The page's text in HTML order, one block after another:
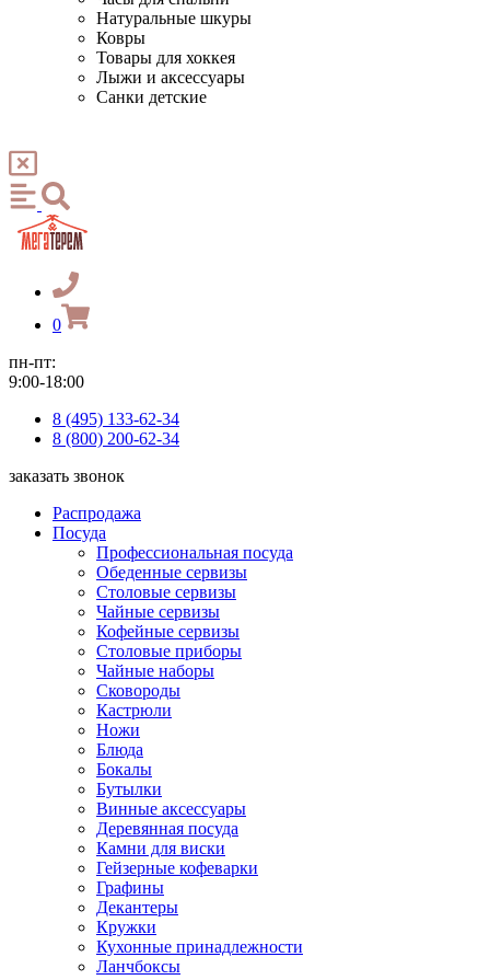
Натуральные шкуры
Ковры
Товары для хоккея
Лыжи и аксессуары
Санки детские
0
пн-пт:
9:00-18:00
8 (495) 133-62-34
8 (800) 200-62-34
заказать звонок
Распродажа
Посуда
Профессиональная посуда
Обеденные сервизы
Столовые сервизы
Чайные сервизы
Кофейные сервизы
Столовые приборы
Чайные наборы
Сковороды
Кастрюли
Ножи
Блюда
Бокалы
Бутылки
Винные аксессуары
Деревянная посуда
Камни для виски
Гейзерные кофеварки
Графины
Декантеры
Кружки
Кухонные принадлежности
Ланчбоксы